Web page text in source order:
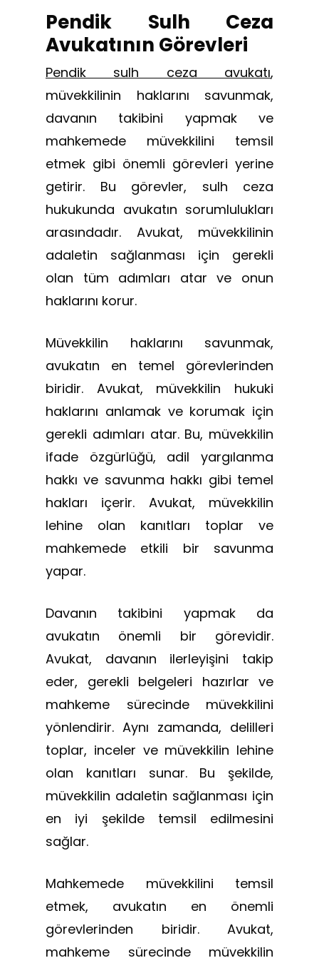
Pendik Sulh Ceza
Avukatının Görevleri
Pendik sulh ceza avukatı,
müvekkilinin haklarını savunmak,
davanın takibini yapmak ve
mahkemede müvekkilini temsil
etmek gibi önemli görevleri yerine
getirir. Bu görevler, sulh ceza
hukukunda avukatın sorumlulukları
arasındadır. Avukat, müvekkilinin
adaletin sağlanması için gerekli
olan tüm adımları atar ve onun
haklarını korur.
Müvekkilin haklarını savunmak,
avukatın en temel görevlerinden
biridir. Avukat, müvekkilin hukuki
haklarını anlamak ve korumak için
gerekli adımları atar. Bu, müvekkilin
ifade özgürlüğü, adil yargılanma
hakkı ve savunma hakkı gibi temel
hakları içerir. Avukat, müvekkilin
lehine olan kanıtları toplar ve
mahkemede etkili bir savunma
yapar.
Davanın takibini yapmak da
avukatın önemli bir görevidir.
Avukat, davanın ilerleyişini takip
eder, gerekli belgeleri hazırlar ve
mahkeme sürecinde müvekkilini
yönlendirir. Aynı zamanda, delilleri
toplar, inceler ve müvekkilin lehine
olan kanıtları sunar. Bu şekilde,
müvekkilin adaletin sağlanması için
en iyi şekilde temsil edilmesini
sağlar.
Mahkemede müvekkilini temsil
etmek, avukatın en önemli
görevlerinden biridir. Avukat,
mahkeme sürecinde müvekkilin